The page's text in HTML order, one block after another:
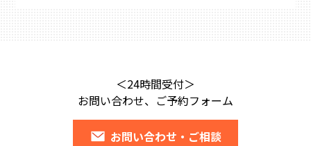
＜24時間受付＞
お問い合わせ、ご予約フォーム
お問い合わせ・ご相談